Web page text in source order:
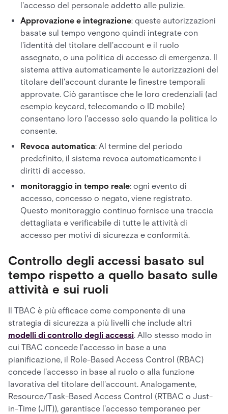
l'accesso del personale addetto alle pulizie.
Approvazione e integrazione: queste autorizzazioni
basate sul tempo vengono quindi integrate con
l'identità del titolare dell'account e il ruolo
assegnato, o una politica di accesso di emergenza. Il
sistema attiva automaticamente le autorizzazioni del
titolare dell'account durante le finestre temporali
approvate. Ciò garantisce che le loro credenziali (ad
esempio keycard, telecomando o ID mobile)
consentano loro l'accesso solo quando la politica lo
consente.
Revoca automatica: Al termine del periodo
predefinito, il sistema revoca automaticamente i
diritti di accesso.
monitoraggio in tempo reale: ogni evento di
accesso, concesso o negato, viene registrato.
Questo monitoraggio continuo fornisce una traccia
dettagliata e verificabile di tutte le attività di
accesso per motivi di sicurezza e conformità.
Controllo degli accessi basato sul
tempo rispetto a quello basato sulle
attività e sui ruoli
Il TBAC è più efficace come componente di una
strategia di sicurezza a più livelli che include altri
modelli di controllo degli accessi. Allo stesso modo in
cui TBAC concede l'accesso in base a una
pianificazione, il Role-Based Access Control (RBAC)
concede l'accesso in base al ruolo o alla funzione
lavorativa del titolare dell'account. Analogamente,
Resource/Task-Based Access Control (RTBAC o Just-
in-Time (JIT)), garantisce l'accesso temporaneo per